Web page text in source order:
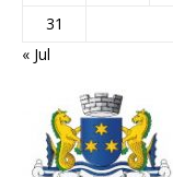
31
« Jul